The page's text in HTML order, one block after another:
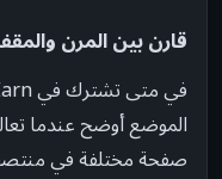
قارن بين المرن
الموضع أوضح عندما
صفحة مختلفة في